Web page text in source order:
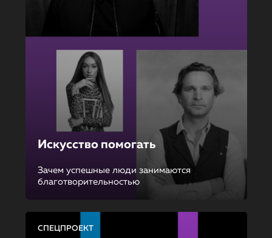
Искусство помогать
Зачем успешные люди занимаются
благотворительностью
СПЕЦПРОЕКТ